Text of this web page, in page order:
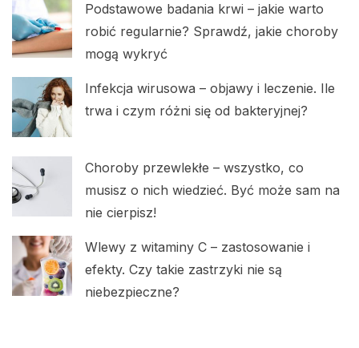
Podstawowe badania krwi – jakie warto
robić regularnie? Sprawdź, jakie choroby
mogą wykryć
Infekcja wirusowa – objawy i leczenie. Ile
trwa i czym różni się od bakteryjnej?
Choroby przewlekłe – wszystko, co
musisz o nich wiedzieć. Być może sam na
nie cierpisz!
Wlewy z witaminy C – zastosowanie i
efekty. Czy takie zastrzyki nie są
niebezpieczne?